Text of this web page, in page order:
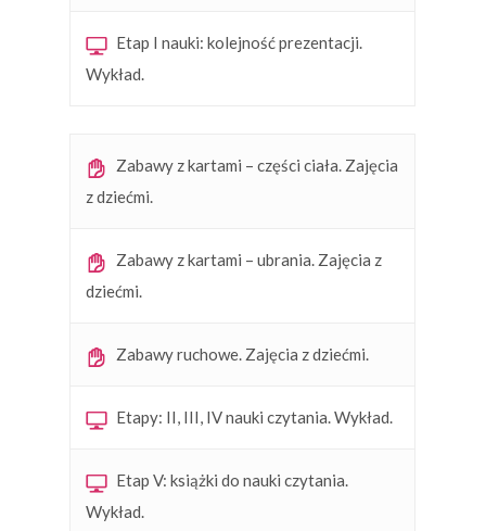
Etap I nauki: kolejność prezentacji.
Wykład.
Zabawy z kartami – części ciała. Zajęcia
z dziećmi.
Zabawy z kartami – ubrania. Zajęcia z
dziećmi.
Zabawy ruchowe. Zajęcia z dziećmi.
Etapy: II, III, IV nauki czytania. Wykład.
Etap V: książki do nauki czytania.
Wykład.